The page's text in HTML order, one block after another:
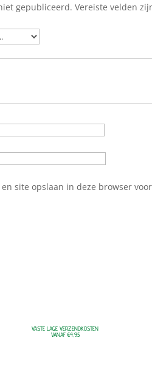
gepubliceerd. Vereiste velden
site opslaan in deze browser
VASTE LAGE VERZENDKOSTEN
VANAF €4,95